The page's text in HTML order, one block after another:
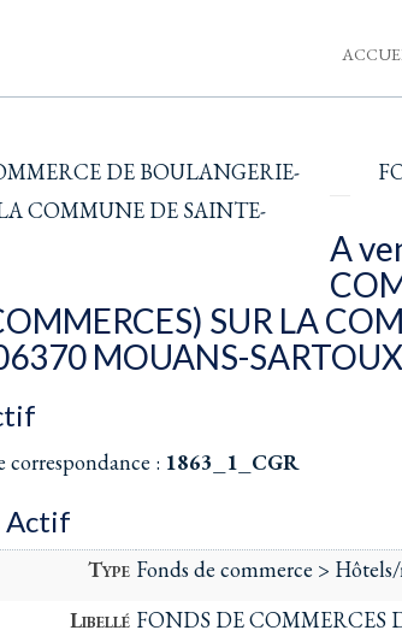
DE BOULANGERIE-
COMMUNE DE SAINTE-
A
SUR LA
MOUANS-SARTOUX
correspondance : 1863_1_CGR
Actif
Type Fonds de commerce >
Libellé FONDS DE COMMERCES